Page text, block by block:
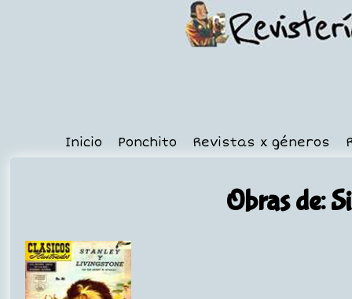
Inicio Ponchito Revistas x géneros
Obras de: